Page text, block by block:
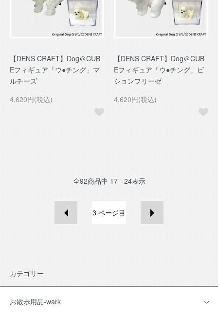
【DENS CRAFT】Dog＠CUB
Eフィギュア「ウ●チング」マ
ルチーズ
4,620円(税込)
【DENS CRAFT】Dog＠CUB
Eフィギュア「ウ●チング」ビ
ションフリーゼ
4,620円(税込)
全92商品中 17 - 24表示
3 ページ目
カテゴリー
お散歩用品-wark